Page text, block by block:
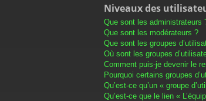
Niveaux des
Que sont les administrateurs
Que sont les modérateurs ?
Que sont les groupes
Où sont les groupes
Comment puis-je devenir le
Pourquoi certains groupes
Qu’est-ce qu’un « groupe
Qu’est-ce que le lien «